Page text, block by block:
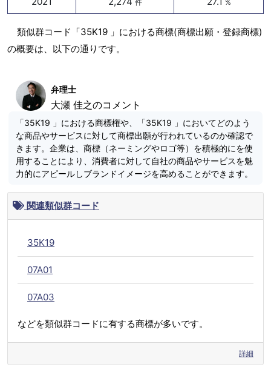
件 %
類似群コード「35K19 」における商標(商標出願・登録商標)
の概要は、以下の通りです。
弁理士
大瀬 佳之のコメント
「35K19 」における商標権や、「35K19 」においてどのよう
な商品やサービスに対して商標出願が行われているのか確認で
きます。企業は、商標（ネーミングやロゴ等）を積極的にを使
用することにより、消費者に対して自社の商品やサービスを魅
力的にアピールしブランドイメージを高めることができます。
関連類似群コード
35K19
07A01
07A03
などを類似群コードに有する商標が多いです。
詳細